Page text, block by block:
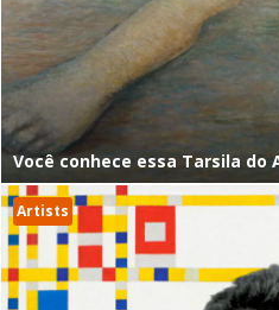
Você conhece essa Tarsila do
Artists